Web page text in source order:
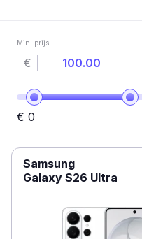
Min. prijs
€
€ 0
Samsung
Galaxy S26 Ultra